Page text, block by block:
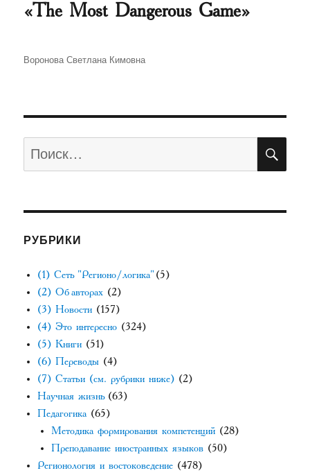
«The Most Dangerous Game»
Автор
Воронова Светлана Кимовна
РУБРИКИ
(1) Сеть "Регионо/логика"(5)
(2) Об авторах (2)
(3) Новости (157)
(4) Это интересно (324)
(5) Книги (51)
(6) Переводы (4)
(7) Статьи (см. рубрики ниже) (2)
Научная жизнь(63)
Педагогика (65)
Методика формирования компетенций (28)
Преподавание иностранных языков (50)
Регионология и востоковедение (478)